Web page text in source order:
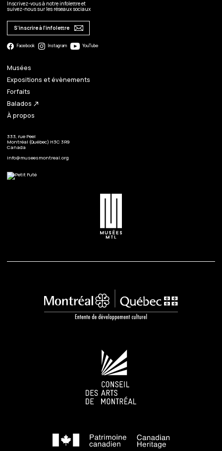
Inscrivez-vous à notre infolettre et
suivez-nous sur les réseaux sociaux
S’inscrire à l’infolettre
Facebook Instagram YouTube
Musées
Expositions et évènements
Forfaits
Balados north_east
À propos
333, rue Peel
Montréal (Québec) H3C 3R9
Canada
info@museesmontreal.org